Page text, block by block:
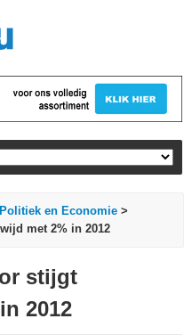
Politiek en Economie >
met 2% in 2012
stijgt
2012